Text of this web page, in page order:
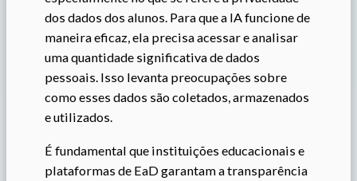
dos dados dos alunos. Para que a IA funcione de
maneira eficaz, ela precisa acessar e analisar
uma quantidade significativa de dados
pessoais. Isso levanta preocupações sobre
como esses dados são coletados, armazenados
e utilizados.
É fundamental que instituições educacionais e
plataformas de EaD garantam a transparência